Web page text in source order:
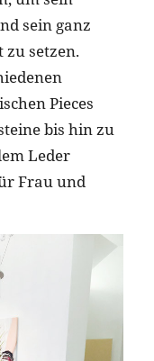
sein ganz
zu setzen.
Pieces
bis hin zu
Leder
Frau und